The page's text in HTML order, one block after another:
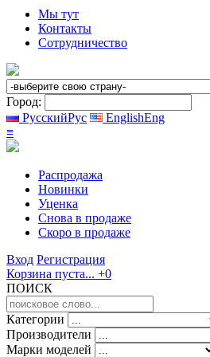
Мы тут
Контакты
Сотрудничество
Город:
РусскийРус EnglishEng
≡
Распродажа
Новинки
Уценка
Снова в продаже
Скоро в продаже
Вход Регистрация
Корзина пуста... +0
ПОИСК
Категории
Производители
Марки моделей